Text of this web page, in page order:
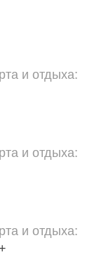
и отдыха
и отдыха
и отдыха